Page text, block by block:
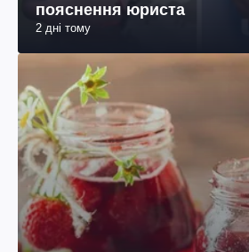
пояснення юриста
2 дні тому